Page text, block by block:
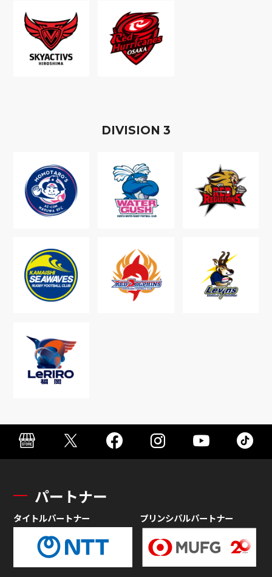
DIVISION 3
パートナー
タイトルパートナー プリンシパルパートナー